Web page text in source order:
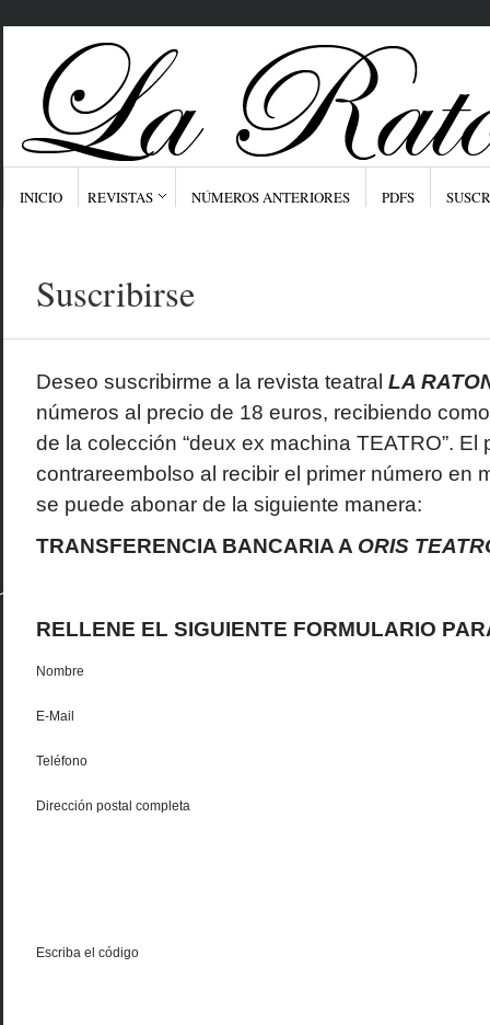
INICIO REVISTAS NÚMEROS ANTERIORES PDFS
Suscribirse
Deseo suscribirme a la revista teatral LA
números al precio de 18 euros, recibiendo
de la colección “deux ex machina TEATRO”. El
contrareembolso al recibir el primer número en
se puede abonar de la siguiente manera:
TRANSFERENCIA BANCARIA A ORIS
RELLENE EL SIGUIENTE FORMULARIO
Nombre
E-Mail
Teléfono
Dirección postal completa
Escriba el código